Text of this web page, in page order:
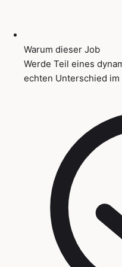
Warum dieser Job
Werde Teil eines
echten Unterschied im